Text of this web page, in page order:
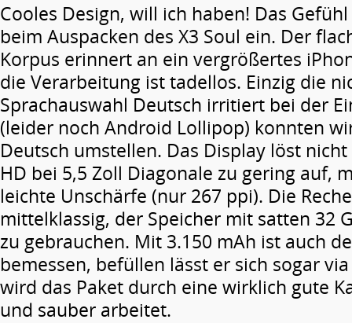
Cooles Design, will ich haben! Das
beim Auspacken des X3 Soul ein. Der
Korpus erinnert an ein vergrößertes
die Verarbeitung ist tadellos. Einzig die
Sprachauswahl Deutsch irritiert bei der
(leider noch Android Lollipop) konnten
Deutsch umstellen. Das Display löst
HD bei 5,5 Zoll Diagonale zu gering auf,
leichte Unschärfe (nur 267 ppi). Die
mittelklassig, der Speicher mit satten 32
zu gebrauchen. Mit 3.150 mAh ist auch
bemessen, befüllen lässt er sich sogar
wird das Paket durch eine wirklich gute
und sauber arbeitet.